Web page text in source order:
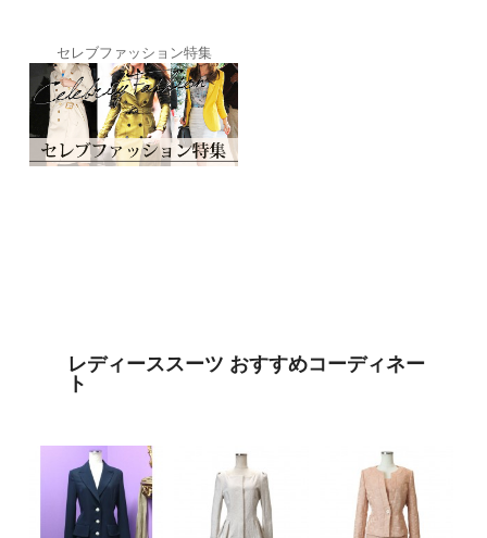
セレブファッション特集
レディーススーツ おすすめコーディネー
ト